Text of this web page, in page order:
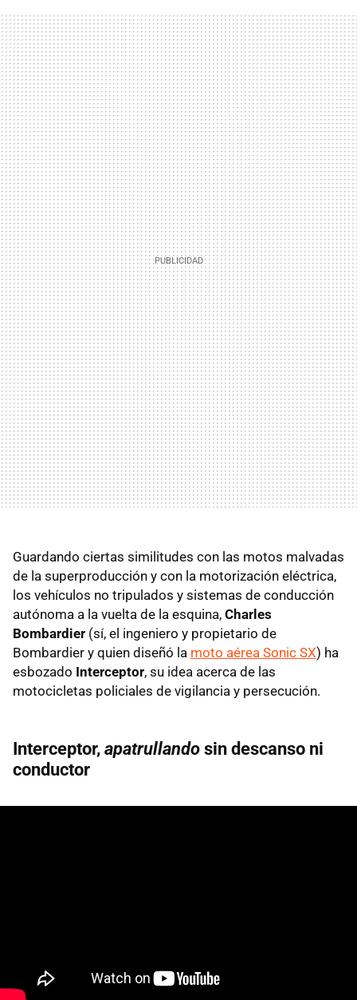
Guardando ciertas similitudes con las motos malvadas
de la superproducción y con la motorización eléctrica,
los vehículos no tripulados y sistemas de conducción
autónoma a la vuelta de la esquina, Charles
Bombardier (sí, el ingeniero y propietario de
Bombardier y quien diseñó la moto aérea Sonic SX) ha
esbozado Interceptor, su idea acerca de las
motocicletas policiales de vigilancia y persecución.
Interceptor, apatrullando sin descanso ni
conductor